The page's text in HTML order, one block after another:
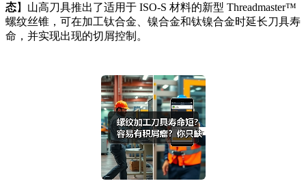
态】山高刀具推出了适用于 ISO-S 材料的新型 Threadmaster™
螺纹丝锥，可在加工钛合金、镍合金和钛镍合金时延长刀具寿
命，并实现出现的切屑控制。